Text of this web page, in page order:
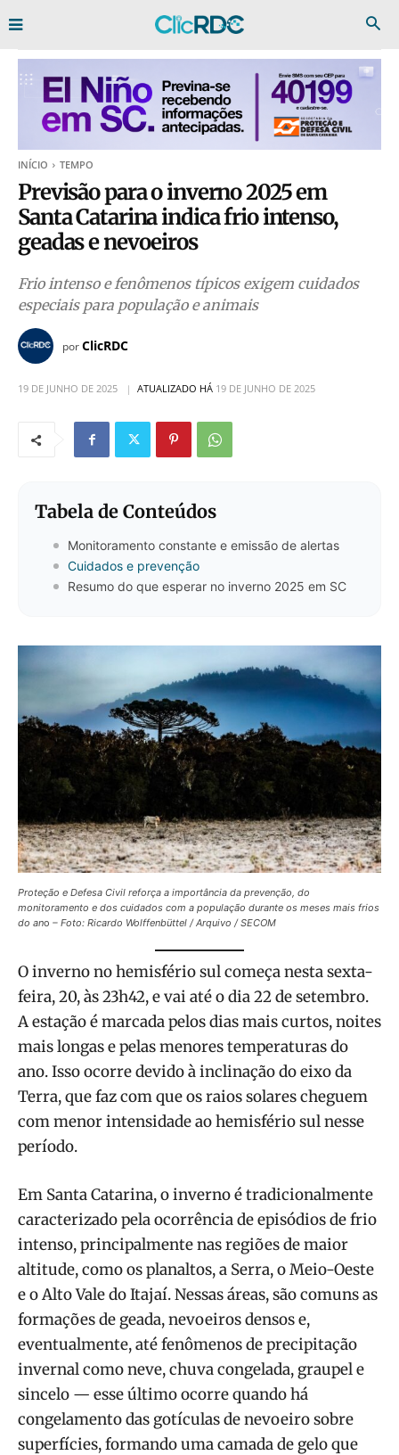
INÍCIO TEMPO
Previsão para o inverno 2025 em
Santa Catarina indica frio intenso,
geadas e nevoeiros
Frio intenso e fenômenos típicos exigem cuidados
especiais para população e animais
porClicRDC
19 DE JUNHO DE 2025 ATUALIZADO HÁ 19 DE JUNHO DE 2025
Tabela de Conteúdos
Monitoramento constante e emissão de alertas
Cuidados e prevenção
Resumo do que esperar no inverno 2025 em SC
Proteção e Defesa Civil reforça a importância da prevenção, do
monitoramento e dos cuidados com a população durante os meses mais frios
do ano – Foto: Ricardo Wolffenbüttel / Arquivo / SECOM
O inverno no hemisfério sul começa nesta sexta-
feira, 20, às 23h42, e vai até o dia 22 de setembro.
A estação é marcada pelos dias mais curtos, noites
mais longas e pelas menores temperaturas do
ano. Isso ocorre devido à inclinação do eixo da
Terra, que faz com que os raios solares cheguem
com menor intensidade ao hemisfério sul nesse
período.
Em Santa Catarina, o inverno é tradicionalmente
caracterizado pela ocorrência de episódios de frio
intenso, principalmente nas regiões de maior
altitude, como os planaltos, a Serra, o Meio-Oeste
e o Alto Vale do Itajaí. Nessas áreas, são comuns as
formações de geada, nevoeiros densos e,
eventualmente, até fenômenos de precipitação
invernal como neve, chuva congelada, graupel e
sincelo — esse último ocorre quando há
congelamento das gotículas de nevoeiro sobre
superfícies, formando uma camada de gelo que